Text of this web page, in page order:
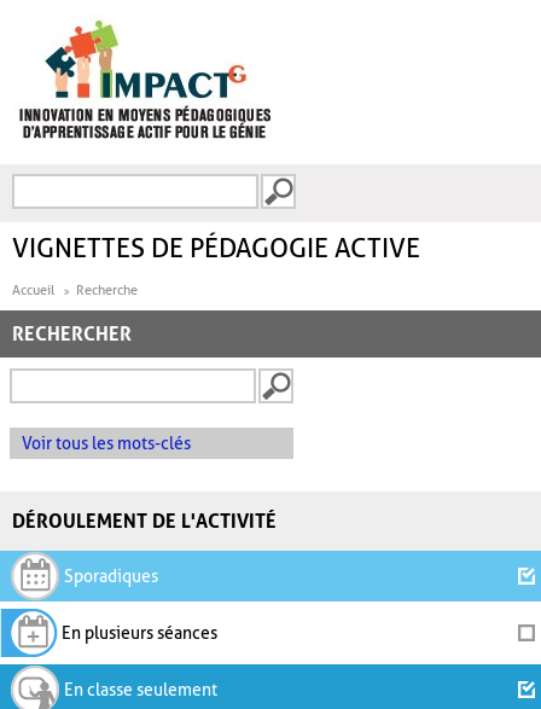
FORMULAIRE DE
VIGNETTES DE PÉDAGOGIE ACTIVE
Accueil Recherche
RECHERCHER
Voir tous les mots-clés
DÉROULEMENT DE L'ACTIVITÉ
Sporadiques
En plusieurs séances
En classe seulement